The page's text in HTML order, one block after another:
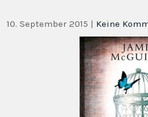
10. September 2015 | Keine